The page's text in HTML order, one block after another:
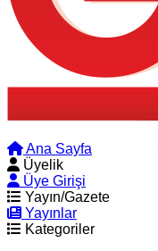
Ana Sayfa
Üyelik
Üye Girişi
Yayın/Gazete
Yayınlar
Kategoriler